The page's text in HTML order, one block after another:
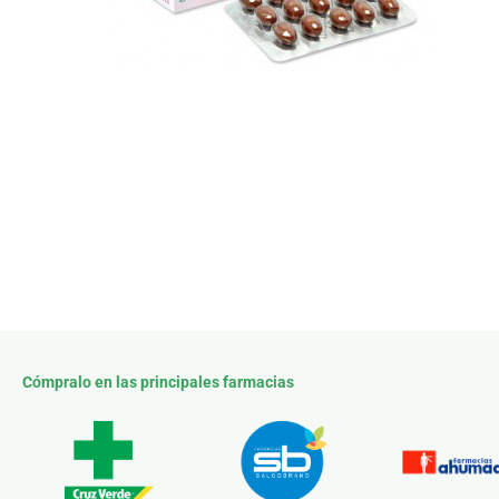
Cómpralo en las principales farmacias